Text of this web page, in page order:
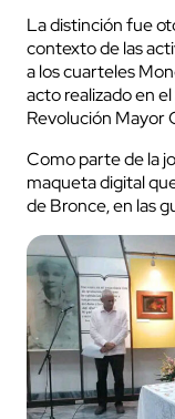
La distinción fue
contexto de las
a los cuarteles
acto realizado en
Revolución Mayor
Como parte de la
maqueta digital
de Bronce, en las